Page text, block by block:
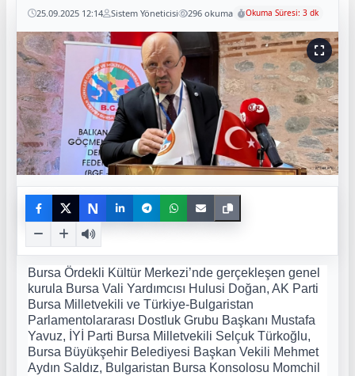
25.09.2025 12:14 Sistem Yöneticisi 296 okuma Okuma Süresi: 3 dk
N
Bursa Ördekli Kültür Merkezi’nde gerçekleşen genel
kurula Bursa Vali Yardımcısı Hulusi Doğan, AK Parti
Bursa Milletvekili ve Türkiye-Bulgaristan
Parlamentolararası Dostluk Grubu Başkanı Mustafa
Yavuz, İYİ Parti Bursa Milletvekili Selçuk Türkoğlu,
Bursa Büyükşehir Belediyesi Başkan Vekili Mehmet
Aydın Saldız, Bulgaristan Bursa Konsolosu Momchil